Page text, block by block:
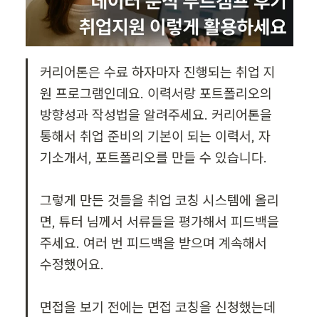
커리어톤은 수료 하자마자 진행되는 취업 지
원 프로그램인데요. 이력서랑 포트폴리오의
방향성과 작성법을 알려주세요. 커리어톤을
통해서 취업 준비의 기본이 되는 이력서, 자
기소개서, 포트폴리오를 만들 수 있습니다.
그렇게 만든 것들을 취업 코칭 시스템에 올리
면, 튜터 님께서 서류들을 평가해서 피드백을
주세요. 여러 번 피드백을 받으며 계속해서
수정했어요.
면접을 보기 전에는 면접 코칭을 신청했는데